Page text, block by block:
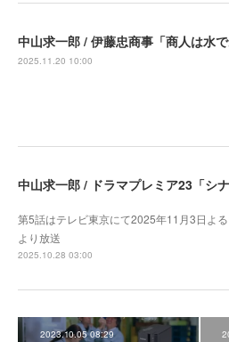
2025.11.20 10:00
第5話はテレビ東京にて2025年11月3日よ
より放送
2025.10.28 03:00
2023.10.05 08:29